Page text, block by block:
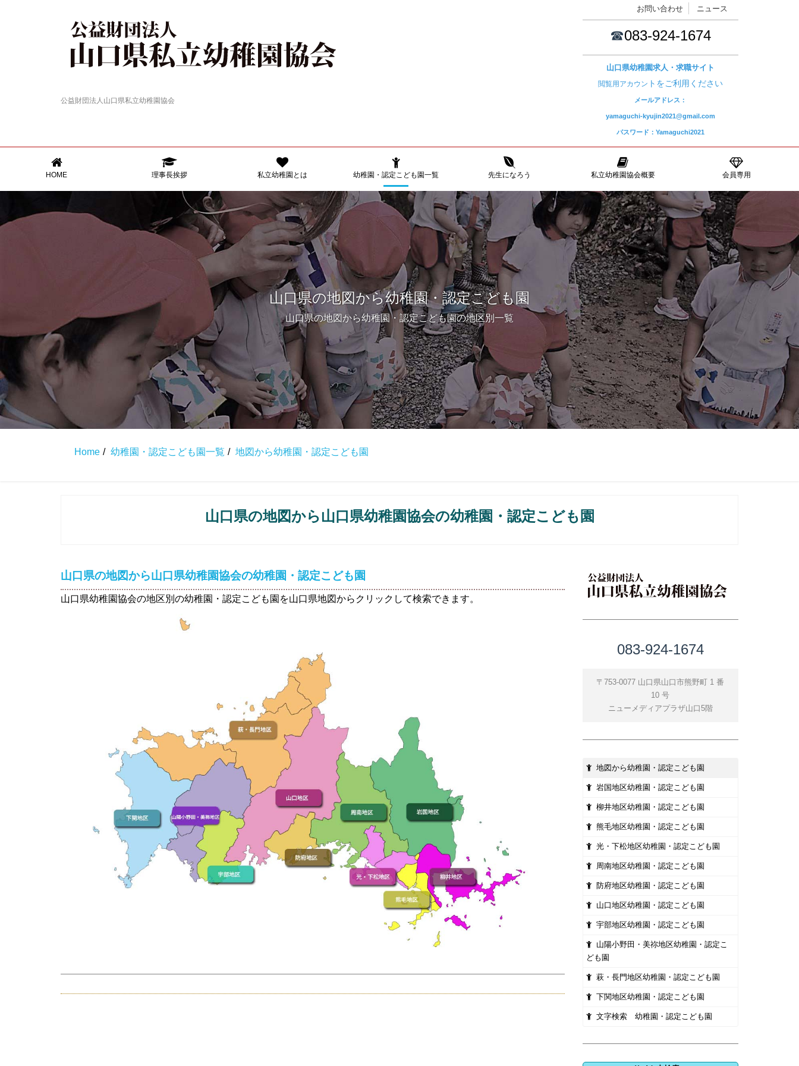
公益財団法人山口県私立幼稚園協会
お問い合わせ ニュース
☎083-924-1674
山口県幼稚園求人・求職サイト
閲覧用アカウン トをご利用ください
メールアドレス：
yamaguchi-kyujin2021@gmail.com
パスワード：Yamaguchi2021
HOME 理事長挨拶 私立幼稚園とは 幼稚園・認定こども園一覧 先生になろう 私立幼稚園協会概要 会員専用
山口県の地図から幼稚園・認定こども園
山口県の地図から幼稚園・認定こども園の地区別一覧
Home 幼稚園・認定こども園一覧 地図から幼稚園・認定こども園
山口県の地図から山口県幼稚園協会の幼稚園・認定こども園
山口県の地図から山口県幼稚園協会の幼稚園・認定こども園
山口県幼稚園協会の地区別の幼稚園・認定こども園を山口県地図からクリックして検索できます。
083-924-1674
〒753-0077 山口県山口市熊野町 1 番
10 号
ニューメディアプラザ山口5階
地図から幼稚園・認定こども園
岩国地区幼稚園・認定こども園
柳井地区幼稚園・認定こども園
熊毛地区幼稚園・認定こども園
光・下松地区幼稚園・認定こども園
周南地区幼稚園・認定こども園
防府地区幼稚園・認定こども園
山口地区幼稚園・認定こども園
宇部地区幼稚園・認定こども園
山陽小野田・美祢地区幼稚園・認定こ
ども園
萩・長門地区幼稚園・認定こども園
下関地区幼稚園・認定こども園
文字検索 幼稚園・認定こども園